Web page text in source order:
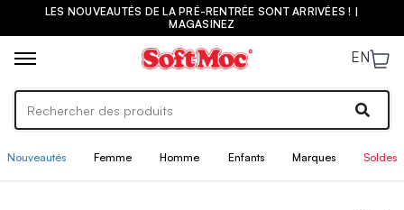
LES NOUVEAUTÉS DE LA PRÉ-RENTRÉE SONT ARRIVÉES ! |
MAGASINEZ
EN
Nouveautés Femme Homme Enfants Marques Soldes